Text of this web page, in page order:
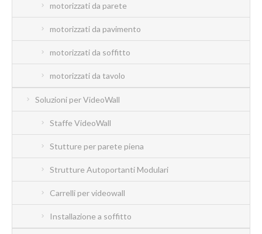
motorizzati da parete
motorizzati da pavimento
motorizzati da soffitto
motorizzati da tavolo
Soluzioni per VideoWall
Staffe VideoWall
Stutture per parete piena
Strutture Autoportanti Modulari
Carrelli per videowall
Installazione a soffitto